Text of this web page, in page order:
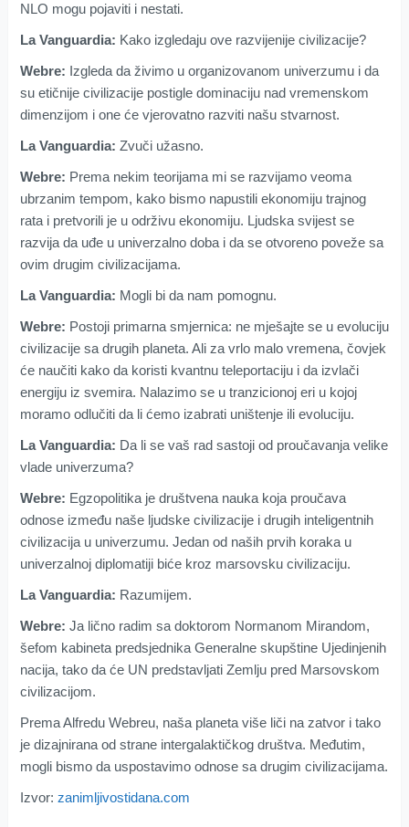
NLO mogu pojaviti i nestati.
La Vanguardia: Kako izgledaju ove razvijenije civilizacije?
Webre: Izgleda da živimo u organizovanom univerzumu i da
su etičnije civilizacije postigle dominaciju nad vremenskom
dimenzijom i one će vjerovatno razviti našu stvarnost.
La Vanguardia: Zvuči užasno.
Webre: Prema nekim teorijama mi se razvijamo veoma
ubrzanim tempom, kako bismo napustili ekonomiju trajnog
rata i pretvorili je u održivu ekonomiju. Ljudska svijest se
razvija da uđe u univerzalno doba i da se otvoreno poveže sa
ovim drugim civilizacijama.
La Vanguardia: Mogli bi da nam pomognu.
Webre: Postoji primarna smjernica: ne mješajte se u evoluciju
civilizacije sa drugih planeta. Ali za vrlo malo vremena, čovjek
će naučiti kako da koristi kvantnu teleportaciju i da izvlači
energiju iz svemira. Nalazimo se u tranzicionoj eri u kojoj
moramo odlučiti da li ćemo izabrati uništenje ili evoluciju.
La Vanguardia: Da li se vaš rad sastoji od proučavanja velike
vlade univerzuma?
Webre: Egzopolitika je društvena nauka koja proučava
odnose između naše ljudske civilizacije i drugih inteligentnih
civilizacija u univerzumu. Jedan od naših prvih koraka u
univerzalnoj diplomatiji biće kroz marsovsku civilizaciju.
La Vanguardia: Razumijem.
Webre: Ja lično radim sa doktorom Normanom Mirandom,
šefom kabineta predsjednika Generalne skupštine Ujedinjenih
nacija, tako da će UN predstavljati Zemlju pred Marsovskom
civilizacijom.
Prema Alfredu Webreu, naša planeta više liči na zatvor i tako
je dizajnirana od strane intergalaktičkog društva. Međutim,
mogli bismo da uspostavimo odnose sa drugim civilizacijama.
Izvor: zanimljivostidana.com